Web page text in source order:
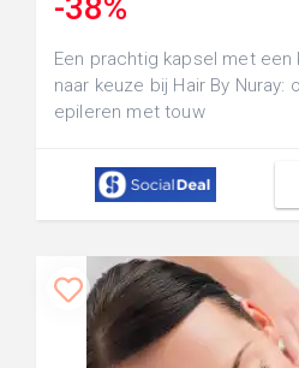
Een prachtig kapsel met
naar keuze bij Hair By
epileren met touw